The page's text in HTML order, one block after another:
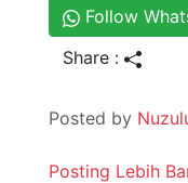
Follow
Share :
Posted by
Posting Lebih